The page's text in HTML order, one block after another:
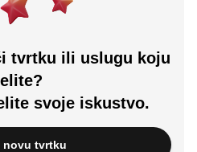
tvrtku ili uslugu koju
svoje iskustvo.
novu tvrtku